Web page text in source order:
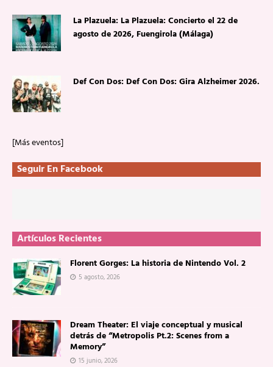
La Plazuela: La Plazuela: Concierto el 22 de
agosto de 2026, Fuengirola (Málaga)
Def Con Dos: Def Con Dos: Gira Alzheimer 2026.
[Más eventos]
Seguir En Facebook
Artículos Recientes
Florent Gorges: La historia de Nintendo Vol. 2
5 agosto, 2026
Dream Theater: El viaje conceptual y musical
detrás de “Metropolis Pt.2: Scenes from a
Memory”
15 junio, 2026